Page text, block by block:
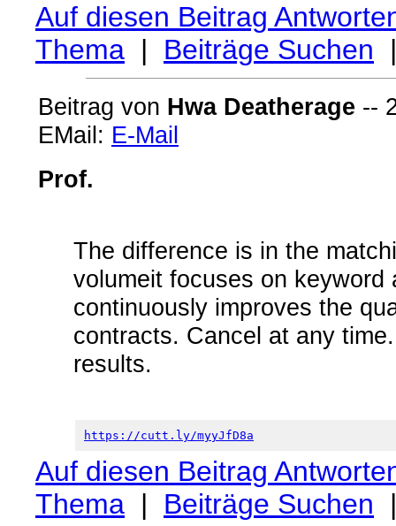
Auf diesen Beitrag
Thema | Beiträge Suchen
Beitrag von Hwa Deatherage --
EMail: E-Mail
Prof.
The difference is in the
volumeit focuses on keyword
continuously improves the
contracts. Cancel at any
results.
https://cutt.ly/myyJfD8a
Auf diesen Beitrag
Thema | Beiträge Suchen